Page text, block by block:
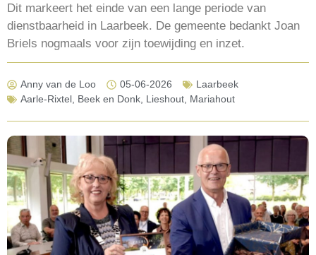
Dit markeert het einde van een lange periode van
dienstbaarheid in Laarbeek. De gemeente bedankt Joan
Briels nogmaals voor zijn toewijding en inzet.
Anny van de Loo 05-06-2026
Laarbeek
Aarle-Rixtel, Beek en Donk, Lieshout, Mariahout